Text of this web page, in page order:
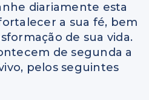
diariamente esta
a sua fé, bem
de sua vida.
de segunda a
pelos seguintes